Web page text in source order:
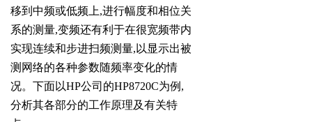
移到中频或低频上,进行幅度和相位关
系的测量,变频还有利于在很宽频带内
实现连续和步进扫频测量,以显示出被
测网络的各种参数随频率变化的情
况。下面以HP公司的HP8720C为例,
分析其各部分的工作原理及有关特